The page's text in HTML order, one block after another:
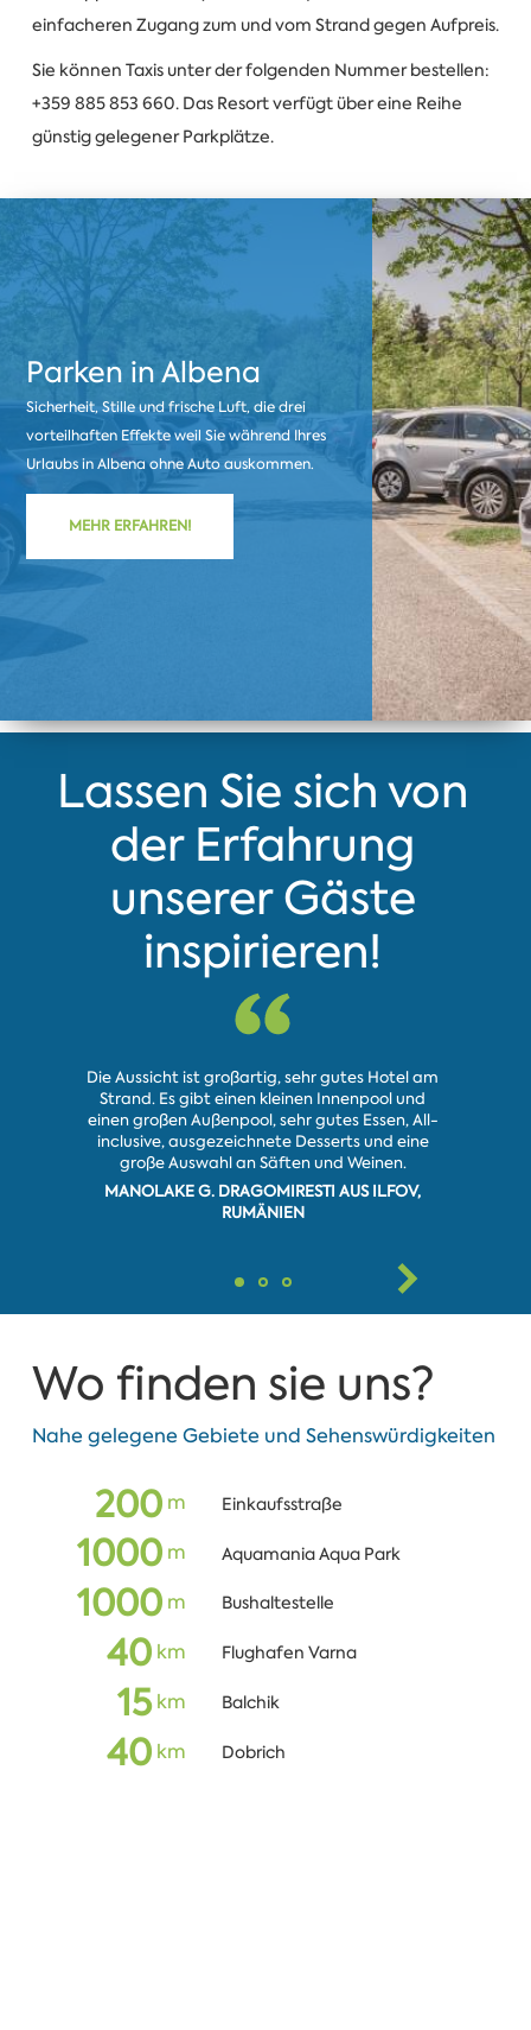
einfacheren Zugang zum und vom Strand gegen Aufpreis.
Sie können Taxis unter der folgenden Nummer bestellen:
+359 885 853 660. Das Resort verfügt über eine Reihe
günstig gelegener Parkplätze.
Parken in Albena
Sicherheit, Stille und frische Luft, die drei
vorteilhaften Effekte weil Sie während Ihres
Urlaubs in Albena ohne Auto auskommen.
MEHR ERFAHREN!
Lassen Sie sich von
der Erfahrung
unserer Gäste
inspirieren!
Die Aussicht ist großartig, sehr gutes Hotel am
Strand. Es gibt einen kleinen Innenpool und
einen großen Außenpool, sehr gutes Essen, All-
inclusive, ausgezeichnete Desserts und eine
große Auswahl an Säften und Weinen.
MANOLAKE G. DRAGOMIRESTI AUS ILFOV,
RUMÄNIEN
Wo finden sie uns?
Nahe gelegene Gebiete und Sehenswürdigkeiten
200m Einkaufsstraße
1000m Aquamania Aqua Park
1000m Bushaltestelle
40кm Flughafen Varna
15кm Balchik
40кm Dobrich